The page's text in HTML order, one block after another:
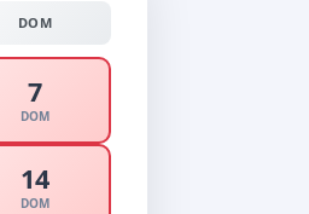
DOM
7
DOM
14
DOM